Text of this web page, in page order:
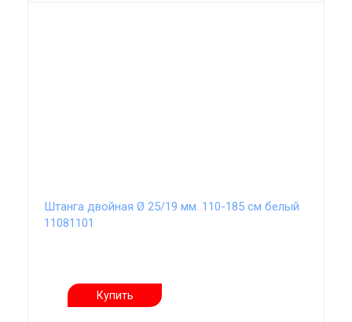
Штанга двойная Ø 25/19 мм. 110-185 см белый
11081101
Купить